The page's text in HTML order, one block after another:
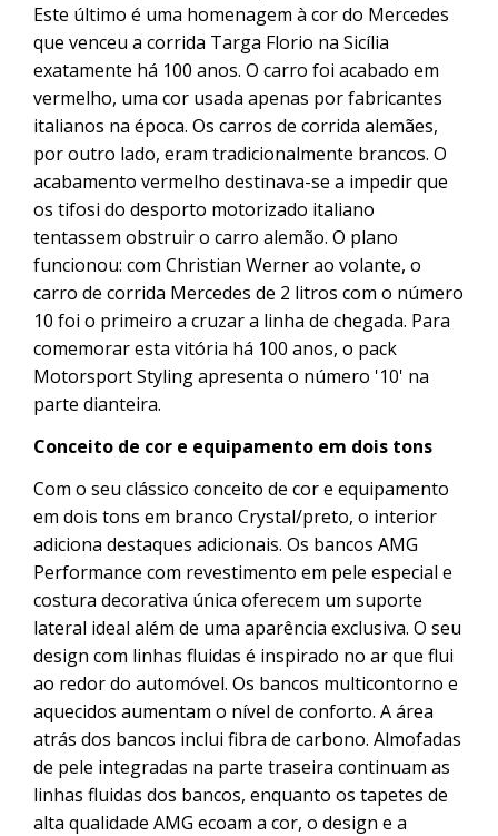
Este último é uma homenagem à cor do Mercedes
que venceu a corrida Targa Florio na Sicília
exatamente há 100 anos. O carro foi acabado em
vermelho, uma cor usada apenas por fabricantes
italianos na época. Os carros de corrida alemães,
por outro lado, eram tradicionalmente brancos. O
acabamento vermelho destinava-se a impedir que
os tifosi do desporto motorizado italiano
tentassem obstruir o carro alemão. O plano
funcionou: com Christian Werner ao volante, o
carro de corrida Mercedes de 2 litros com o número
10 foi o primeiro a cruzar a linha de chegada. Para
comemorar esta vitória há 100 anos, o pack
Motorsport Styling apresenta o número '10' na
parte dianteira.
Conceito de cor e equipamento em dois tons
Com o seu clássico conceito de cor e equipamento
em dois tons em branco Crystal/preto, o interior
adiciona destaques adicionais. Os bancos AMG
Performance com revestimento em pele especial e
costura decorativa única oferecem um suporte
lateral ideal além de uma aparência exclusiva. O seu
design com linhas fluidas é inspirado no ar que flui
ao redor do automóvel. Os bancos multicontorno e
aquecidos aumentam o nível de conforto. A área
atrás dos bancos inclui fibra de carbono. Almofadas
de pele integradas na parte traseira continuam as
linhas fluidas dos bancos, enquanto os tapetes de
alta qualidade AMG ecoam a cor, o design e a